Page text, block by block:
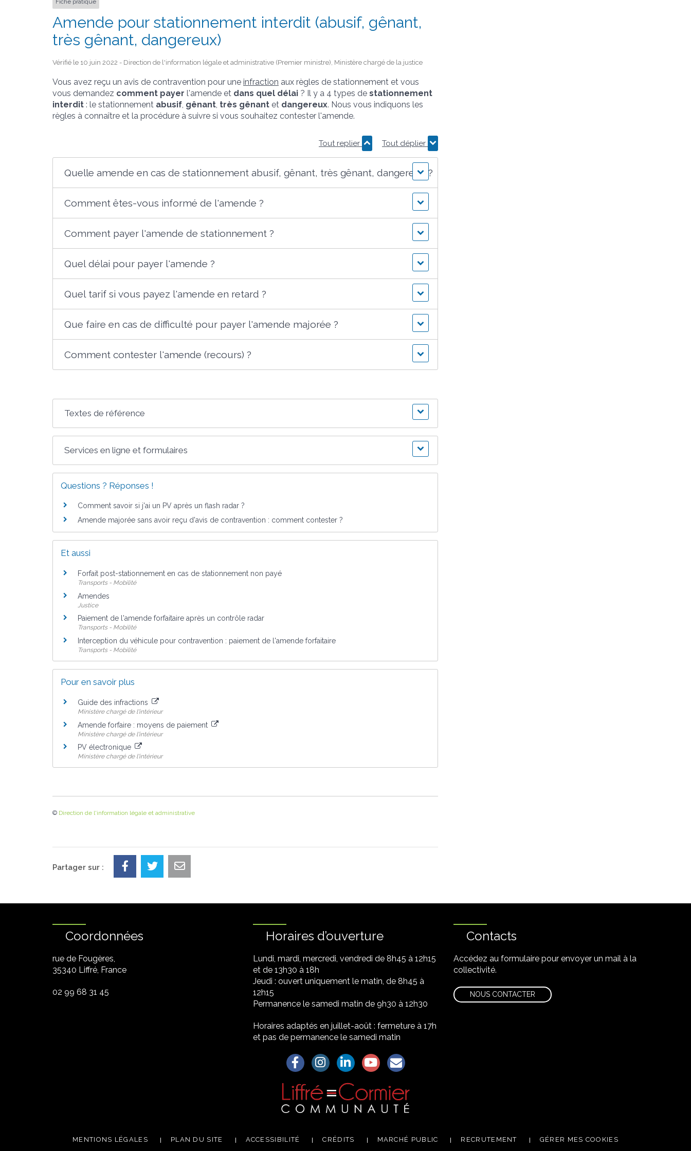
Fiche pratique
Amende pour stationnement interdit (abusif, gênant,
très gênant, dangereux)
Vérifié le 10 juin 2022 - Direction de l'information légale et administrative (Premier ministre), Ministère chargé de la justice
Vous avez reçu un avis de contravention pour une infraction aux règles de stationnement et vous
vous demandez comment payer l'amende et dans quel délai ? Il y a 4 types de stationnement
interdit : le stationnement abusif, gênant, très gênant et dangereux. Nous vous indiquons les
règles à connaître et la procédure à suivre si vous souhaitez contester l'amende.
Tout replier Tout déplier
Quelle amende en cas de stationnement abusif, gênant, très gênant, dangereux ?
Comment êtes-vous informé de l'amende ?
Comment payer l'amende de stationnement ?
Quel délai pour payer l'amende ?
Quel tarif si vous payez l'amende en retard ?
Que faire en cas de difficulté pour payer l'amende majorée ?
Comment contester l'amende (recours) ?
Textes de référence
Services en ligne et formulaires
Questions ? Réponses !
Comment savoir si j'ai un PV après un flash radar ?
Amende majorée sans avoir reçu d'avis de contravention : comment contester ?
Et aussi
Forfait post-stationnement en cas de stationnement non payé
Transports - Mobilité
Amendes
Justice
Paiement de l'amende forfaitaire après un contrôle radar
Transports - Mobilité
Interception du véhicule pour contravention : paiement de l'amende forfaitaire
Transports - Mobilité
Pour en savoir plus
Guide des infractions
Ministère chargé de l'intérieur
Amende forfaire : moyens de paiement
Ministère chargé de l'intérieur
PV électronique
Ministère chargé de l'intérieur
© Direction de l'information légale et administrative
Partager sur :
Coordonnées
rue de Fougères,
35340 Liffré, France
02 99 68 31 45
Horaires d’ouverture
Lundi, mardi, mercredi, vendredi de 8h45 à 12h15
et de 13h30 à 18h
Jeudi : ouvert uniquement le matin, de 8h45 à
12h15
Permanence le samedi matin de 9h30 à 12h30
Horaires adaptés en juillet-août : fermeture à 17h
et pas de permanence le samedi matin
Contacts
Accédez au formulaire pour envoyer un mail à la
collectivité.
NOUS CONTACTER
Lien vers le compte Facebook
Lien vers le compte Instagram
Lien vers le compte Linkedin
Lien vers la chaîne Youtube
S'aWonner à la newsletter
MENTIONS LÉGALES PLAN DU SITE ACCESSIBILITÉ CRÉDITS MARCHÉ PUBLIC RECRUTEMENT GÉRER MES COOKIES